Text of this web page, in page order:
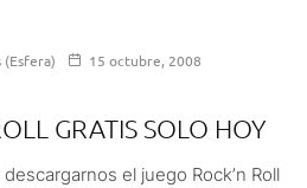
(Esfera)
15 octubre, 2008
GRATIS SOLO HOY
el juego Rock’n Roll